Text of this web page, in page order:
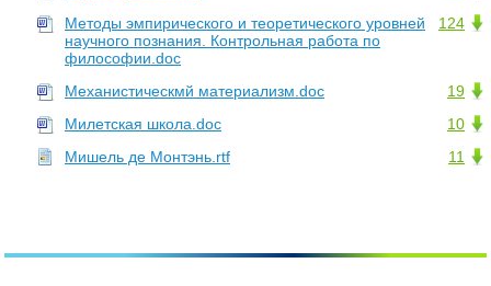
124
Методы эмпирического и теоретического уровней
научного познания. Контрольная работа по
философии.doc
19
Механистическмй материализм.doc
10
Милетская школа.doc
11
Мишель де Монтэнь.rtf